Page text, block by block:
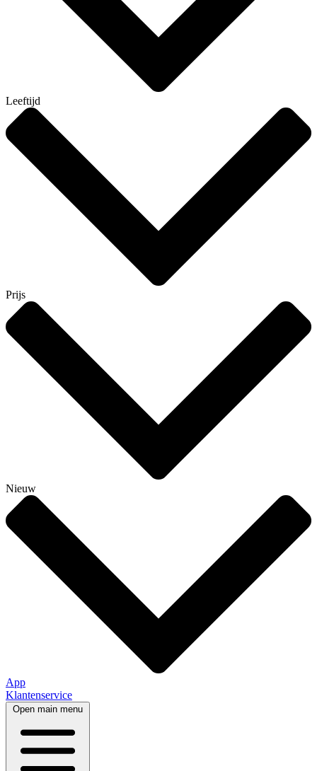
Leeftijd
Prijs
Nieuw
App
Klantenservice
Open main menu